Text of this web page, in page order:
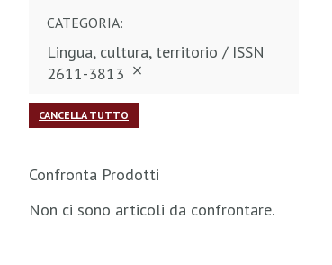
CATEGORIA
Lingua, cultura, territorio / ISSN
2611-3813
CANCELLA TUTTO
Confronta Prodotti
Non ci sono articoli da confrontare.